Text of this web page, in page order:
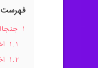
1
1.1
1.2